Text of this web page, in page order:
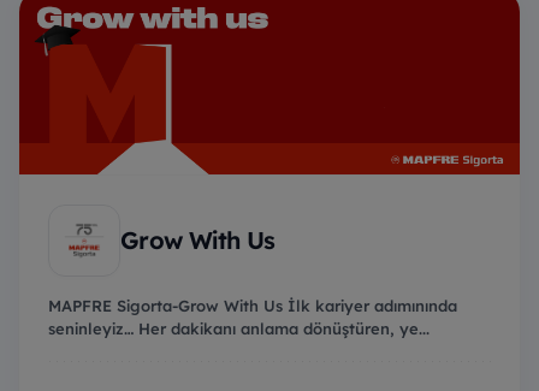
Grow With Us
MAPFRE Sigorta-Grow With Us İlk kariyer adımınında
seninleyiz… Her dakikanı anlama dönüştüren, ye...